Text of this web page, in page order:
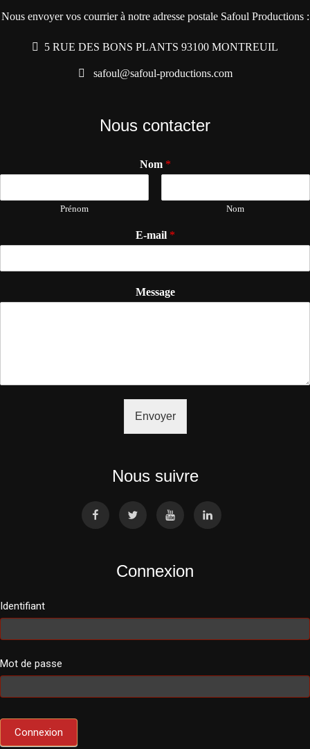
Nous envoyer vos courrier à notre adresse postale Safoul Productions :
5 RUE DES BONS PLANTS 93100 MONTREUIL
safoul@safoul-productions.com
Nous contacter
Nom *
Prénom Nom
E-mail *
Message
Envoyer
Nous suivre
Connexion
Identifiant
Mot de passe